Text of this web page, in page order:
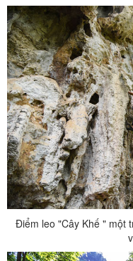
Điểm leo "Cây Khế " một